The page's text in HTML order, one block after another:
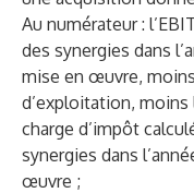
Au numérateur :
des synergies dans
mise en œuvre,
d’exploitation, moins
charge d’impôt
synergies dans
œuvre ;